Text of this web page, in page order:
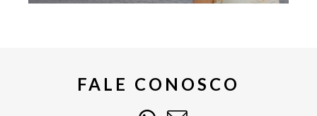
FALE CONOSCO